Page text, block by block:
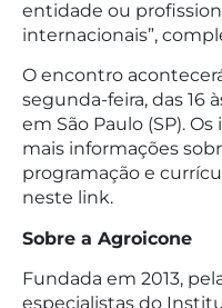
entidade ou
internacionais”,
O encontro
segunda-feira, das 16
em São Paulo (SP).
mais informações
programação e
neste link.
Sobre a Agroicone
Fundada em 2013,
especialistas do